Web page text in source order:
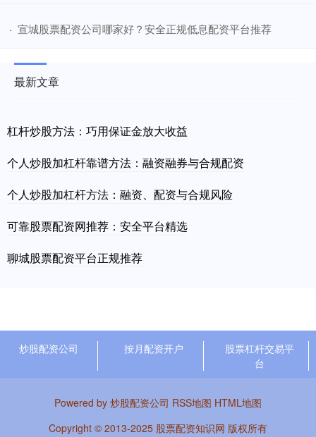
· ​宣城股票配资公司哪家好？安全正规低息配资平台推荐
最新文章
杠杆炒股方法：巧用保证金放大收益
个人炒股加杠杆靠谱方法：融资融券与合规配资
个人炒股加杠杆方法：融资、配资与合规风险
可靠股票配资网推荐：安全平台精选
聊城股票配资平台正规推荐
炒股配资公司 按月配资开户
股票杠杆交易平
台
Powered by 炒股配资公司 RSS地图 HTML地图
Copyright © 2013-2025 股票配资知识网 版权所有